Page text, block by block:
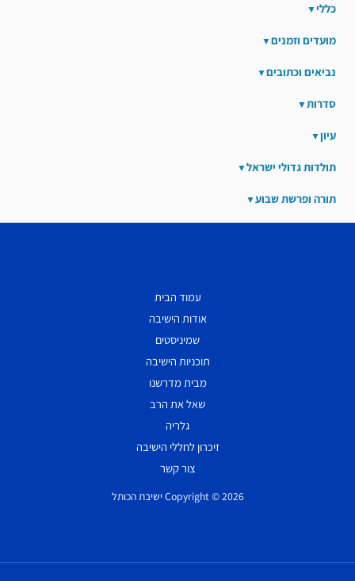
כללי
מועדים וזמנים
נביאים וכתובים
סדרות
עיון
תולדות גדולי ישראל
תורה ופרשת שבוע
עמוד הבית
אודות הישיבה
שמיניסטים
תוכניות הישיבה
מבית מדרשנו
שאל את הרב
גלריה
זיכרון לחללי הישיבה
צור קשר
Copyright © 2026 ישיבת הכותל